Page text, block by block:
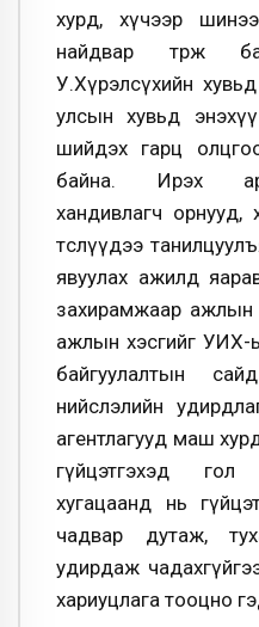
хурд, хүчээр
найдвар төрж
У.Хүрэлсүхийн
улсын хувьд
шийдэх гарц
байна. Ирэх
хандивлагч орнууд,
төслүүдээ
явуулах ажилд
захирамжаар ажлын
ажлын хэсгийг УИХ-
байгуулалтын
нийслэлийн
агентлагууд маш
гүйцэтгэхэд гол
хугацаанд нь
чадвар дутаж,
удирдаж
хариуцлага тооцно